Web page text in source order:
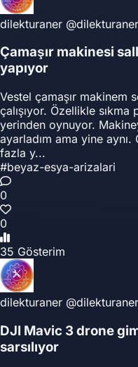
dilekturaner @dilekturaner
Çamaşır makinesi
yapıyor
Vestel çamaşır makinem
çalışıyor. Özellikle sıkma
yerinden oynuyor.
ayarladım ama yine
fazla y...
#beyaz-esya-arizalari
0
0
35 Gösterim
dilekturaner @dilekturaner
DJI Mavic 3 drone
sarsılıyor